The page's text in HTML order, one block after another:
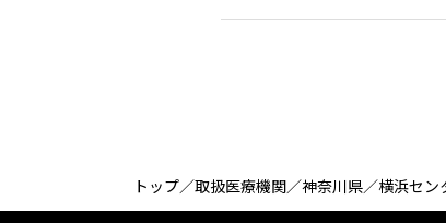
トップ／取扱医療機関／神奈川県／横浜セン